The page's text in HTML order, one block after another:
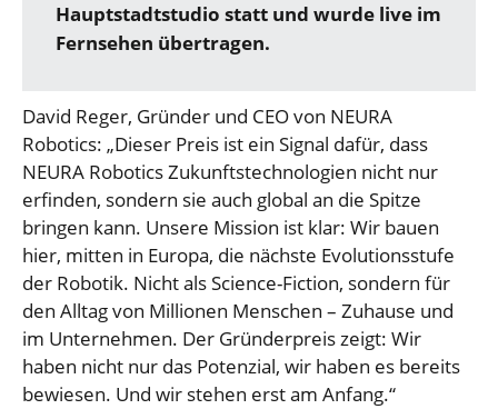
Hauptstadtstudio statt und wurde live im
Fernsehen übertragen.
David Reger, Gründer und CEO von NEURA
Robotics: „Dieser Preis ist ein Signal dafür, dass
NEURA Robotics Zukunftstechnologien nicht nur
erfinden, sondern sie auch global an die Spitze
bringen kann. Unsere Mission ist klar: Wir bauen
hier, mitten in Europa, die nächste Evolutionsstufe
der Robotik. Nicht als Science-Fiction, sondern für
den Alltag von Millionen Menschen – Zuhause und
im Unternehmen. Der Gründerpreis zeigt: Wir
haben nicht nur das Potenzial, wir haben es bereits
bewiesen. Und wir stehen erst am Anfang.“